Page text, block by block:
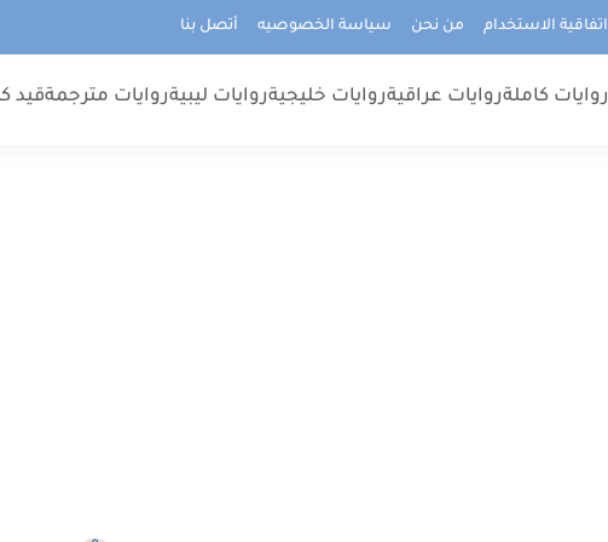
اتفاقية الاستخدام من نحن سياسة الخصوصيه أتصل بنا
روايات كاملةروايات عراقيةروايات خليجيةروايات ليبيةروايات مترجمةقيد